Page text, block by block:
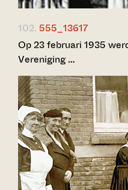
102. 555_13617
Op 23 februari 1935
Vereniging …